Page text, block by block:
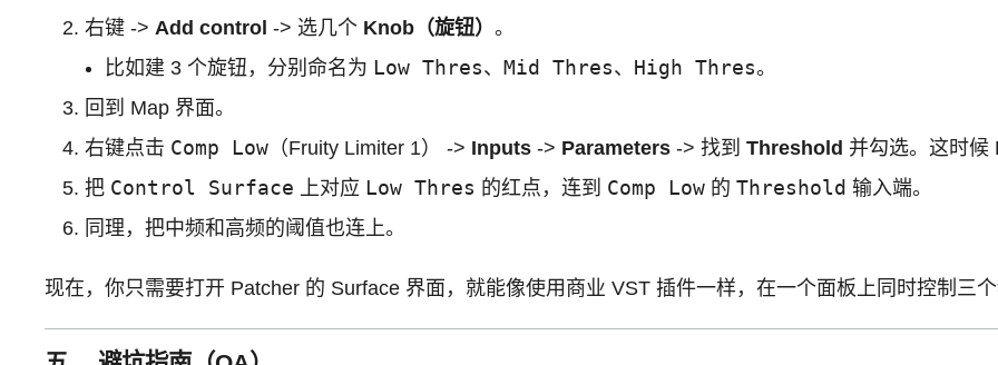
右键 -> Add control -> 选几个 Knob（旋钮）。
比如建 3 个旋钮，分别命名为 Low Thres、Mid Thres、 High Thres。
回到 Map 界面。
右键点击 Comp Low （Fruity Limiter 1） -> Inputs -> Parameters -> 找到Threshold 并勾选。这时候
把 Control Surface 上对应 Low Thres 的红点，连到 Comp Low 的Threshold 输入端。
同理，把中频和高频的阈值也连上。
现在，你只需要打开 Patcher 的 Surface 界面，就能像使用商业 VST 插件一样，在一个面板上同时控制三个